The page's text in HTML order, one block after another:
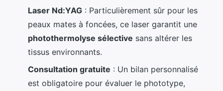
Laser Nd:YAG : Particulièrement sûr pour les
peaux mates à foncées, ce laser garantit une
photothermolyse sélective sans altérer les
tissus environnants.
Consultation gratuite : Un bilan personnalisé
est obligatoire pour évaluer le phototype,